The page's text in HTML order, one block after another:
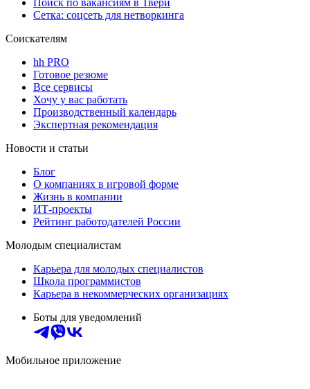
Поиск по вакансиям в Твери
Сетка: соцсеть для нетворкинга
Соискателям
hh PRO
Готовое резюме
Все сервисы
Хочу у вас работать
Производственный календарь
Экспертная рекомендация
Новости и статьи
Блог
О компаниях в игровой форме
Жизнь в компании
ИТ-проекты
Рейтинг работодателей России
Молодым специалистам
Карьера для молодых специалистов
Школа программистов
Карьера в некоммерческих организациях
Боты для уведомлений
Мобильное приложение